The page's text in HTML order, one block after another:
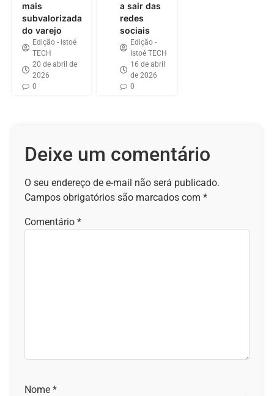
mais
subvalorizada
do varejo
Edição - Istoé
TECH
20 de abril de
2026
0
a sair das
redes
sociais
Edição -
Istoé TECH
16 de abril
de 2026
0
Deixe um comentário
O seu endereço de e-mail não será publicado.
Campos obrigatórios são marcados com *
Comentário *
Nome *